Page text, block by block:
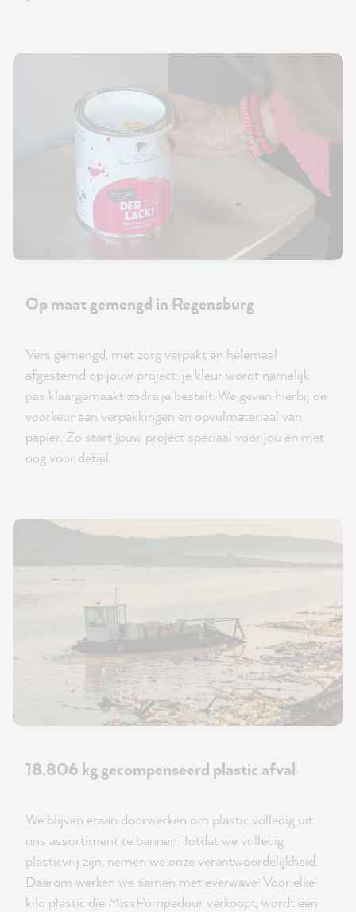
Op maat gemengd in Regensburg
Vers gemengd, met zorg verpakt en helemaal
afgestemd op jouw project: je kleur wordt namelijk
pas klaargemaakt zodra je bestelt. We geven hierbij de
voorkeur aan verpakkingen en opvulmateriaal van
papier. Zo start jouw project speciaal voor jou en met
oog voor detail.
18.806 kg gecompenseerd plastic afval
We blijven eraan doorwerken om plastic volledig uit
ons assortiment te bannen. Totdat we volledig
plasticvrij zijn, nemen we onze verantwoordelijkheid.
Daarom werken we samen met everwave: Voor elke
kilo plastic die MissPompadour verkoopt, wordt een